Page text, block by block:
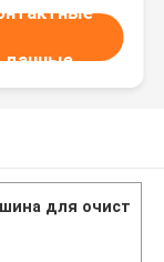
данные
для очист